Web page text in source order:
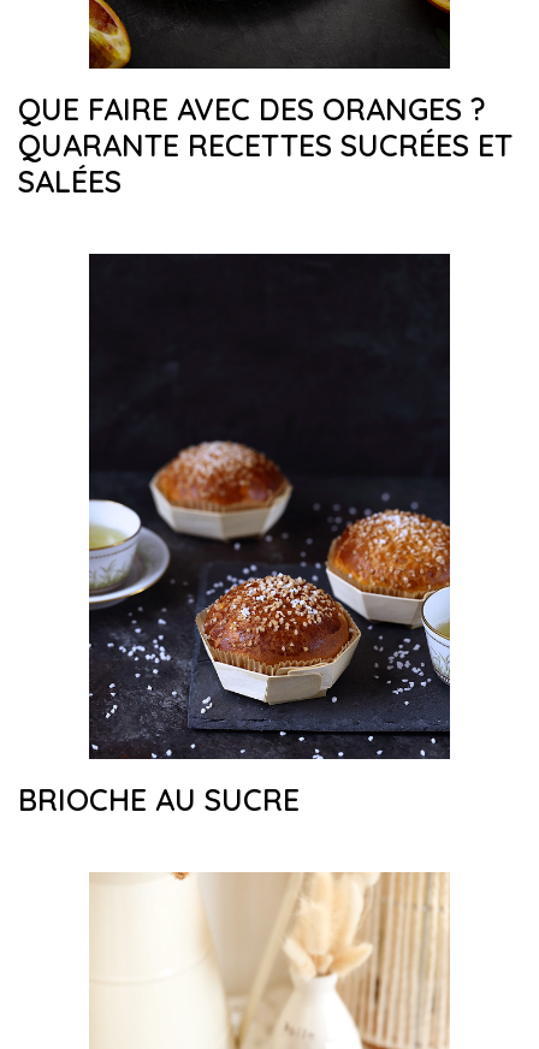
QUE FAIRE AVEC DES ORANGES ?
QUARANTE RECETTES SUCRÉES ET
SALÉES
BRIOCHE AU SUCRE